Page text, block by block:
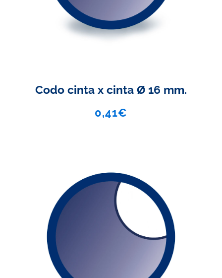
Codo cinta x cinta Ø 16 mm.
0,41€